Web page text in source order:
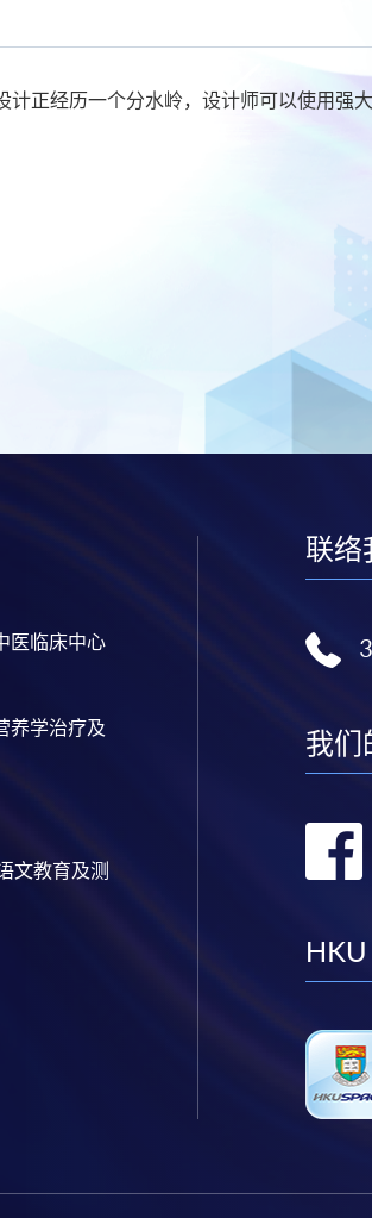
计正经历一个分水岭，设计师可以使用强
医临床中心
养学治疗及
文教育及测
联络
我们
HKU